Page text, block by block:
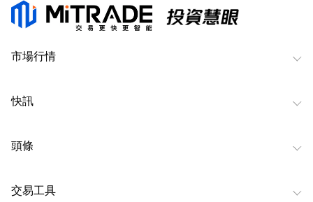
市場行情
快訊
頭條
交易工具